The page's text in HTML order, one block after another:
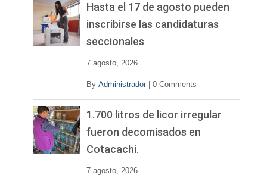
Hasta el 17 de agosto pueden
inscribirse las candidaturas
seccionales
7 agosto, 2026
By Administrador 0 Comments
1.700 litros de licor irregular
fueron decomisados en
Cotacachi.
7 agosto, 2026